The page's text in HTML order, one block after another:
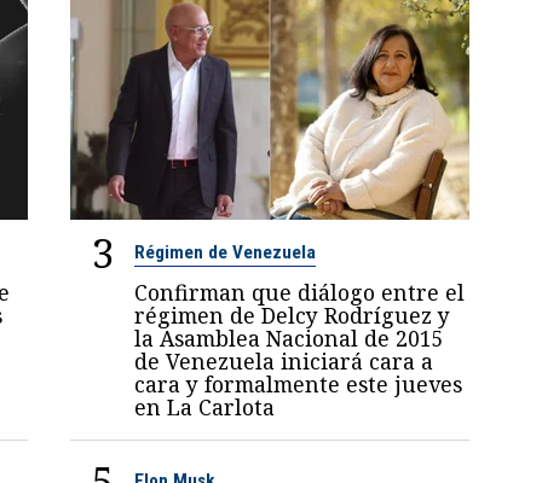
3 Régimen de Venezuela
Confirman que diálogo entre el
régimen de Delcy Rodríguez y
la Asamblea Nacional de 2015
de Venezuela iniciará cara a
cara y formalmente este jueves
en La Carlota